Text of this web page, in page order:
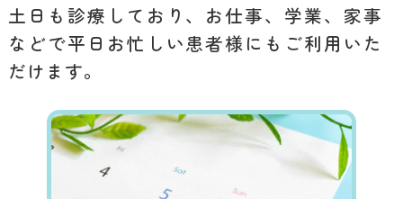
土日も診療しており、お仕事、学業、家事
などで平日お忙しい患者様にもご利用いた
だけます。